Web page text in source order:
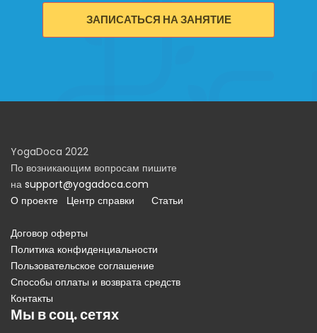
ЗАПИСАТЬСЯ НА ЗАНЯТИЕ
YogaDoca 2022
По возникающим вопросам пишите
на support@yogadoca.com
О проекте
Центр справки Статьи
Договор оферты
Политика конфиденциальности
Пользовательское соглашение
Способы оплаты и возврата средств
Контакты
Мы в соц. сетях